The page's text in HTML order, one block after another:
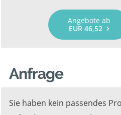
Angebote ab
EUR 46,52
Anfrage
Sie haben kein passendes